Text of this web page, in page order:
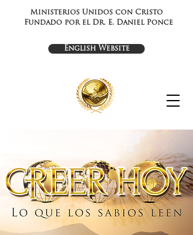
Ministerios Unidos con Cristo
Fundado por el Dr. E. Daniel Ponce
English Website